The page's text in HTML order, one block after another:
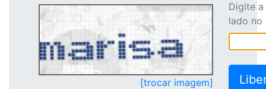
[trocar imagem]
Digite
lado no